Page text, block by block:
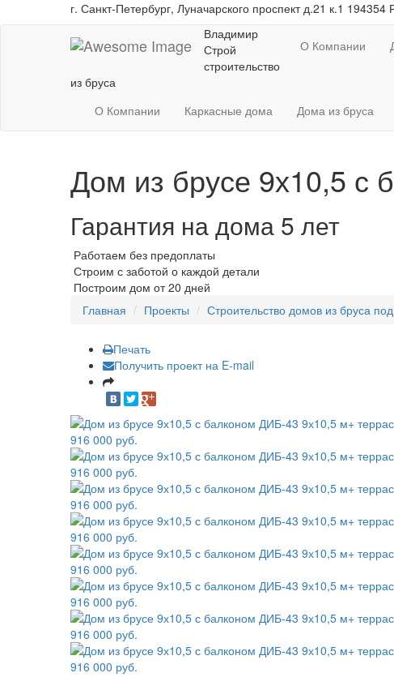
г. Санкт-Петербург, Луначарского проспект д.21 к.1 194354
Владимир
Строй
строительство
из бруса
О Компании
О Компании Каркасные дома Дома из бруса
Дом из брусе 9х10,5 с
Гарантия на дома 5 лет
Работаем без предоплаты
Строим с заботой о каждой детали
Построим дом от 20 дней
Главная
Проекты Строительство домов из бруса
Печать
Получить проект на E-mail